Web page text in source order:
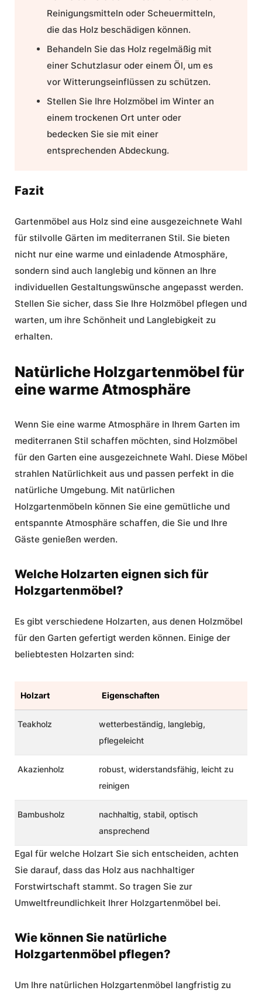
Reinigungsmitteln oder Scheuermitteln,
die das Holz beschädigen können.
Behandeln Sie das Holz regelmäßig mit
einer Schutzlasur oder einem Öl, um es
vor Witterungseinflüssen zu schützen.
Stellen Sie Ihre Holzmöbel im Winter an
einem trockenen Ort unter oder
bedecken Sie sie mit einer
entsprechenden Abdeckung.
Fazit
Gartenmöbel aus Holz sind eine ausgezeichnete Wahl
für stilvolle Gärten im mediterranen Stil. Sie bieten
nicht nur eine warme und einladende Atmosphäre,
sondern sind auch langlebig und können an Ihre
individuellen Gestaltungswünsche angepasst werden.
Stellen Sie sicher, dass Sie Ihre Holzmöbel pflegen und
warten, um ihre Schönheit und Langlebigkeit zu
erhalten.
Natürliche Holzgartenmöbel für
eine warme Atmosphäre
Wenn Sie eine warme Atmosphäre in Ihrem Garten im
mediterranen Stil schaffen möchten, sind Holzmöbel
für den Garten eine ausgezeichnete Wahl. Diese Möbel
strahlen Natürlichkeit aus und passen perfekt in die
natürliche Umgebung. Mit natürlichen
Holzgartenmöbeln können Sie eine gemütliche und
entspannte Atmosphäre schaffen, die Sie und Ihre
Gäste genießen werden.
Welche Holzarten eignen sich für
Holzgartenmöbel?
Es gibt verschiedene Holzarten, aus denen Holzmöbel
für den Garten gefertigt werden können. Einige der
beliebtesten Holzarten sind:
Holzart Eigenschaften
Teakholz
wetterbeständig, langlebig,
pflegeleicht
Akazienholz
robust, widerstandsfähig, leicht zu
reinigen
Bambusholz
nachhaltig, stabil, optisch
ansprechend
Egal für welche Holzart Sie sich entscheiden, achten
Sie darauf, dass das Holz aus nachhaltiger
Forstwirtschaft stammt. So tragen Sie zur
Umweltfreundlichkeit Ihrer Holzgartenmöbel bei.
Wie können Sie natürliche
Holzgartenmöbel pflegen?
Um Ihre natürlichen Holzgartenmöbel langfristig zu